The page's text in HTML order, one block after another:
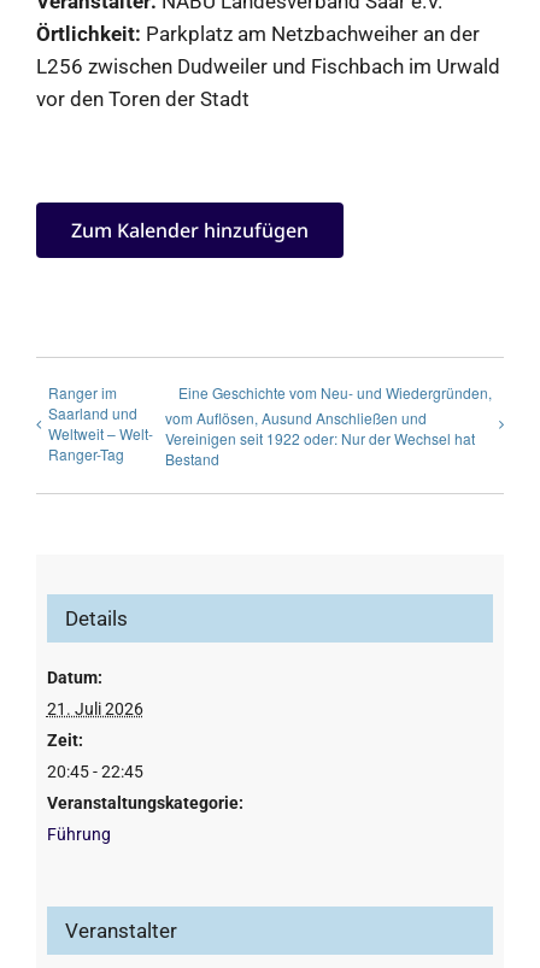
Örtlichkeit: Parkplatz am Netzbachweiher an der
L256 zwischen Dudweiler und Fischbach im Urwald
vor den Toren der Stadt
Zum Kalender hinzufügen
Ranger im
Saarland und
Weltweit – Welt-
Ranger-Tag
Eine Geschichte vom Neu- und Wiedergründen,
vom Auflösen, Ausund Anschließen und
Vereinigen seit 1922 oder: Nur der Wechsel hat
Bestand
Details
Datum:
21. Juli 2026
Zeit:
20:45 - 22:45
Veranstaltungskategorie:
Führung
Veranstalter